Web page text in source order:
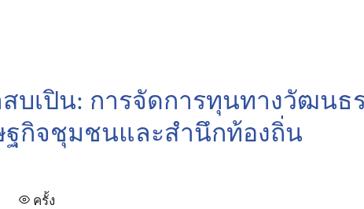
บเปิน: การจัดการทุนทางวัฒนธ
ฐกิจชุมชนและสำนึกท้องถิ่น
ครั้ง